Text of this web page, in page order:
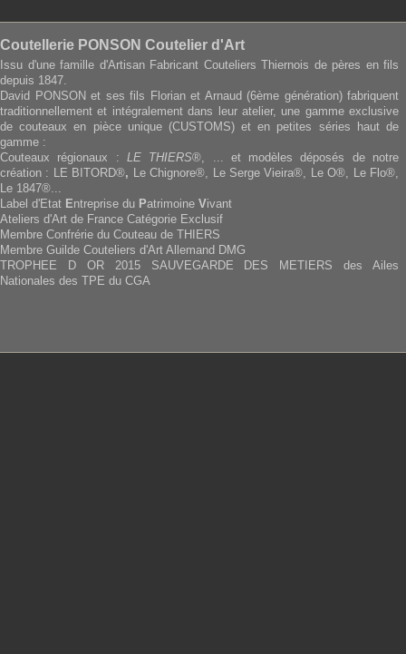
Coutellerie PONSON Coutelier d'Art
Issu d'une famille d'Artisan Fabricant Couteliers Thiernois de pères en fils
depuis 1847.
David PONSON et ses fils Florian et Arnaud (6ème génération) fabriquent
traditionnellement et intégralement dans leur atelier, une gamme exclusive
de couteaux en pièce unique (CUSTOMS) et en petites séries haut de
gamme :
Couteaux régionaux : LE THIERS®, ... et modèles déposés de notre
création : LE BITORD®, Le Chignore®, Le Serge Vieira®, Le O®, Le Flo®,
Le 1847®...
Label d'Etat Entreprise du Patrimoine Vivant
Ateliers d'Art de France Catégorie Exclusif
Membre Confrérie du Couteau de THIERS
Membre Guilde Couteliers d'Art Allemand DMG
TROPHEE D OR 2015 SAUVEGARDE DES METIERS des Ailes
Nationales des TPE du CGA